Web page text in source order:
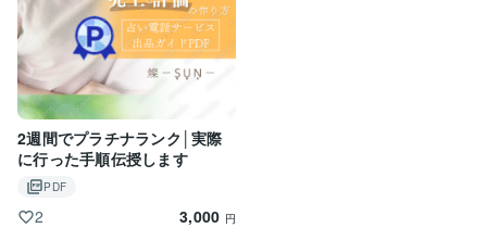
2週間でプラチナランク│実際
に行った手順伝授します
PDF
2 3,000 円